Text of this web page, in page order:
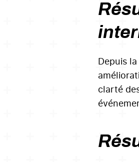
Depuis
clarté